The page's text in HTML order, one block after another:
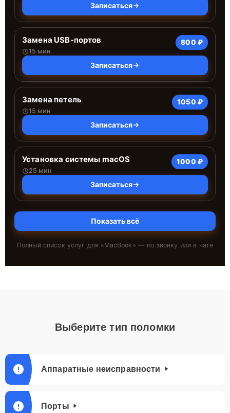
Записаться
Замена USB-портов
15 мин
800 ₽
Записаться
Замена петель
15 мин
1050 ₽
Записаться
Установка системы macOS
25 мин
1000 ₽
Записаться
Показать всё
Полный список услуг для «MacBook » — по звонку или в чате
Выберите тип поломки
Аппаратные неисправности
Порты